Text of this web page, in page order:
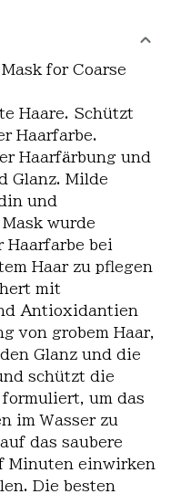
for Coarse
Haare. Schützt
Haarfarbe.
Haarfärbung und
Glanz. Milde
und
wurde
Haarfarbe bei
Haar zu pflegen
mit
Antioxidantien
von grobem Haar,
Glanz und die
schützt die
um das
im Wasser zu
das saubere
Minuten einwirken
Die besten